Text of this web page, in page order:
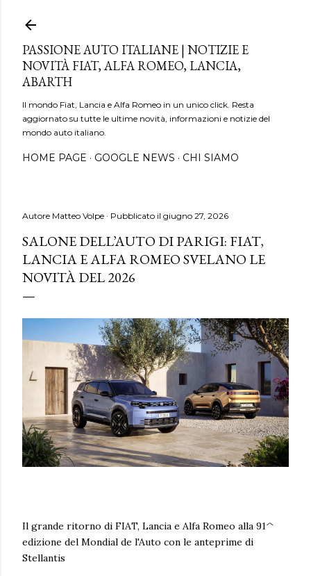
PASSIONE AUTO ITALIANE | NOTIZIE E
NOVITÀ FIAT, ALFA ROMEO, LANCIA,
ABARTH
Il mondo Fiat, Lancia e Alfa Romeo in un unico click. Resta
aggiornato su tutte le ultime novità, informazioni e notizie del
mondo auto italiano.
HOME PAGE GOOGLE NEWS CHI SIAMO
Autore Matteo Volpe Pubblicato il giugno 27, 2026
SALONE DELL’AUTO DI PARIGI: FIAT,
LANCIA E ALFA ROMEO SVELANO LE
NOVITÀ DEL 2026
Il grande ritorno di FIAT, Lancia e Alfa Romeo alla 91^
edizione del Mondial de l'Auto con le anteprime di
Stellantis